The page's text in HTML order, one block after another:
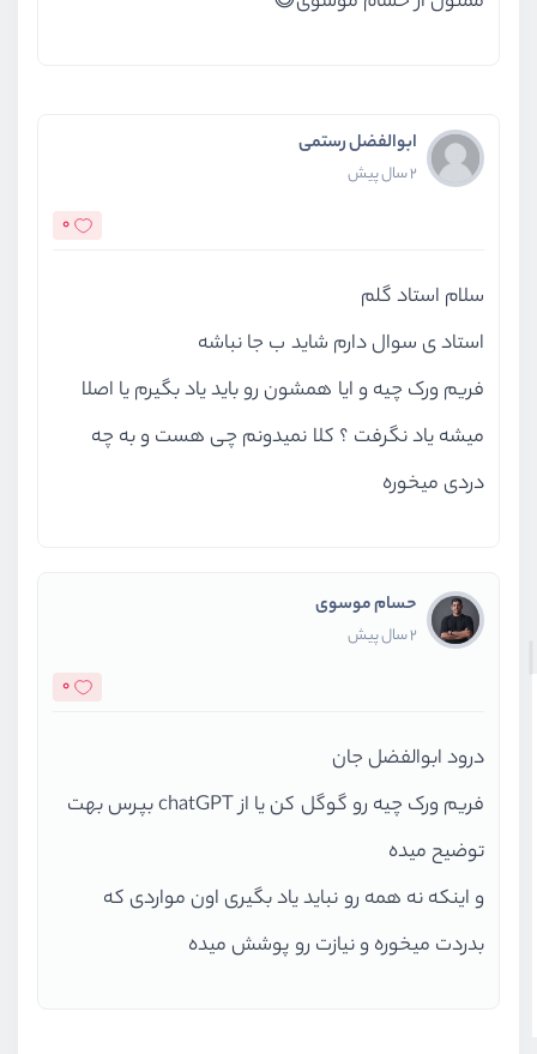
ابوالفضل رستمی
2 سال پیش
0
سلام استاد گلم
استاد ی سوال دارم شاید ب جا نباشه
فریم ورک چیه و ایا همشون رو باید یاد بگیرم یا اصلا
میشه یاد نگرفت ؟ کلا نمیدونم چی هست و به چه
دردی میخوره
حسام موسوی
2 سال پیش
0
درود ابوالفضل جان
فریم ورک چیه رو گوگل کن یا از chatGPT بپرس بهت
توضیح میده
و اینکه نه همه رو نباید یاد بگیری اون مواردی که
بدردت میخوره و نیازت رو پوشش میده